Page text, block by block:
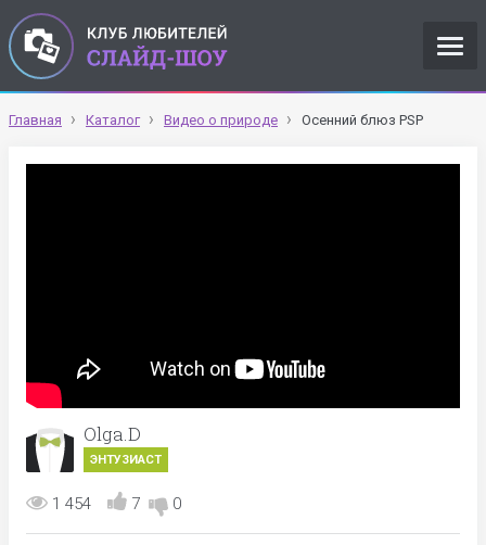
Главная Каталог Видео о природе Осенний блюз PSP
Olga.D
ЭНТУЗИАСТ
1 454 7 0